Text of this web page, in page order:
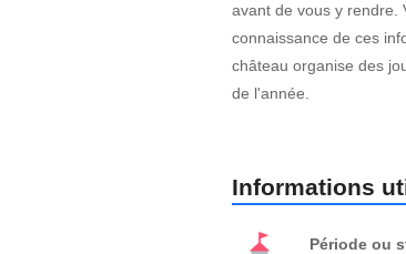
avant de vous y rendre.
connaissance de ces
château organise des
de l'année.
Informations
Période ou